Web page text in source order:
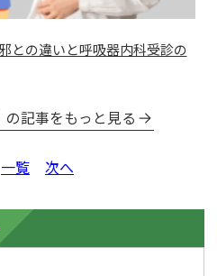
との違いと呼吸器内科受診の
記事をもっと見る
一覧 次へ